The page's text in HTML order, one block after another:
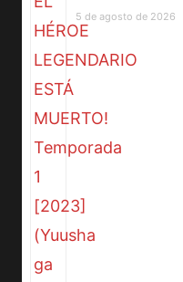
5 de agosto de 2026